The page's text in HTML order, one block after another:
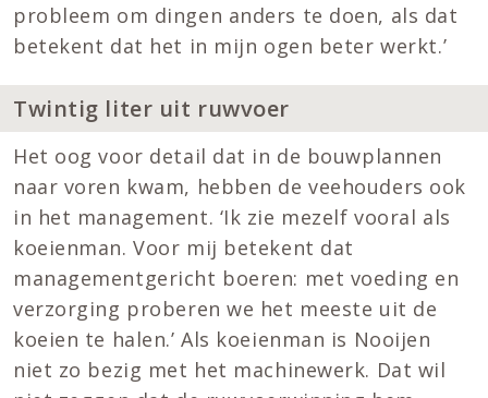
probleem om dingen anders te doen, als dat
betekent dat het in mijn ogen beter werkt.’
Twintig liter uit ruwvoer
Het oog voor detail dat in de bouwplannen
naar voren kwam, hebben de veehouders ook
in het management. ‘Ik zie mezelf vooral als
koeienman. Voor mij betekent dat
managementgericht boeren: met voeding en
verzorging proberen we het meeste uit de
koeien te halen.’ Als koeienman is Nooijen
niet zo bezig met het machinewerk. Dat wil